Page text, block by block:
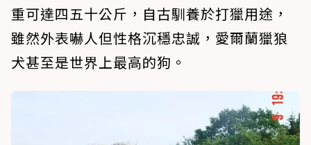
重可達四五十公斤，自古馴養於打獵用途，
雖然外表嚇人但性格沉穩忠誠，愛爾蘭獵狼
犬甚至是世界上最高的狗。